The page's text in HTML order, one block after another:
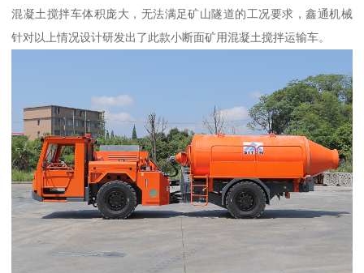
混凝土搅拌车体积庞大，无法满足矿山隧道的工况要求，鑫通机械
针对以上情况设计研发出了此款小断面矿用混凝土搅拌运输车。